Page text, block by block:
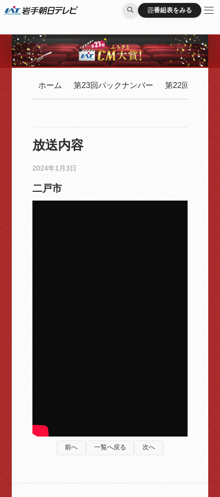
番組表をみる
番組表をみる
ホーム 第23回バックナンバー 第22回バック
放送内容
2024年1月3日
二戸市
前へ 一覧へ戻る 次へ